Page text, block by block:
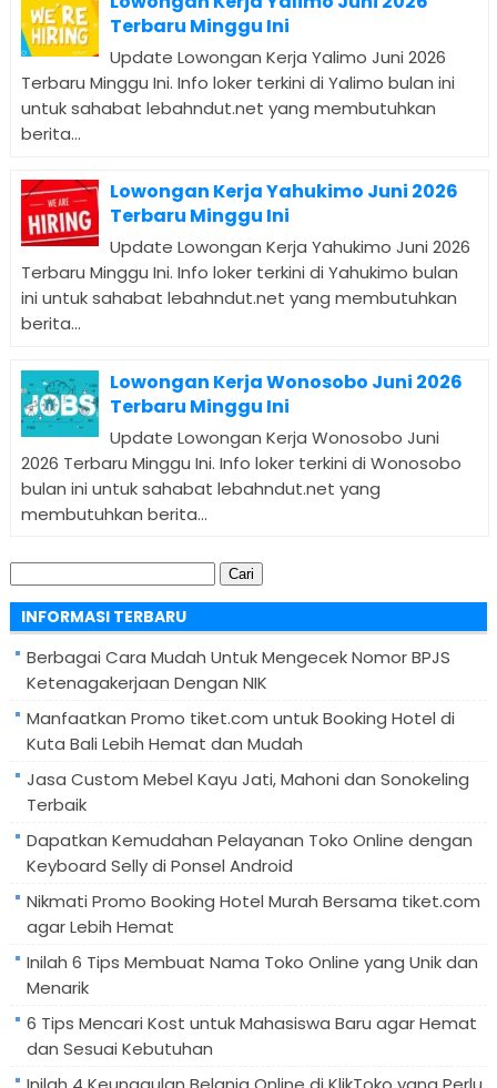
Terbaru Minggu Ini
Update Lowongan Kerja Yalimo Juni 2026
Terbaru Minggu Ini. Info loker terkini di Yalimo bulan ini
untuk sahabat lebahndut.net yang membutuhkan
berita...
Lowongan Kerja Yahukimo Juni 2026
Terbaru Minggu Ini
Update Lowongan Kerja Yahukimo Juni 2026
Terbaru Minggu Ini. Info loker terkini di Yahukimo bulan
ini untuk sahabat lebahndut.net yang membutuhkan
berita...
Lowongan Kerja Wonosobo Juni 2026
Terbaru Minggu Ini
Update Lowongan Kerja Wonosobo Juni
2026 Terbaru Minggu Ini. Info loker terkini di Wonosobo
bulan ini untuk sahabat lebahndut.net yang
membutuhkan berita...
untuk:
INFORMASI TERBARU
Berbagai Cara Mudah Untuk Mengecek Nomor BPJS
Ketenagakerjaan Dengan NIK
Manfaatkan Promo tiket.com untuk Booking Hotel di
Kuta Bali Lebih Hemat dan Mudah
Jasa Custom Mebel Kayu Jati, Mahoni dan Sonokeling
Terbaik
Dapatkan Kemudahan Pelayanan Toko Online dengan
Keyboard Selly di Ponsel Android
Nikmati Promo Booking Hotel Murah Bersama tiket.com
agar Lebih Hemat
Inilah 6 Tips Membuat Nama Toko Online yang Unik dan
Menarik
6 Tips Mencari Kost untuk Mahasiswa Baru agar Hemat
dan Sesuai Kebutuhan